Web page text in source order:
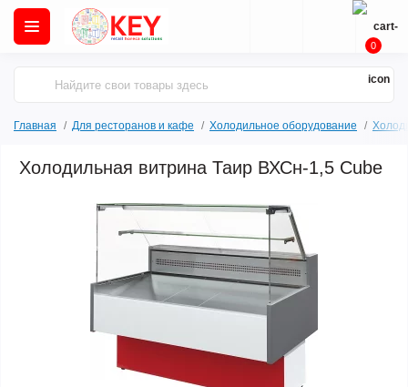
0
Главная Для ресторанов и кафе Холодильное оборудование
Холодильная витрина Таир ВХСн-1,5 Cube